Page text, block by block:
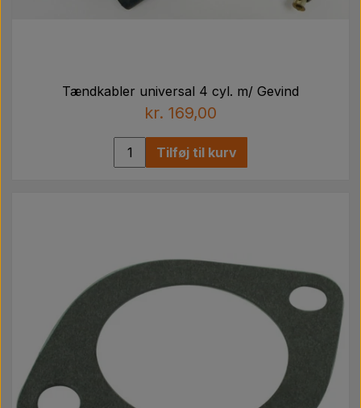
Tændkabler universal 4 cyl. m/ Gevind
kr. 169,00
Tilføj til kurv